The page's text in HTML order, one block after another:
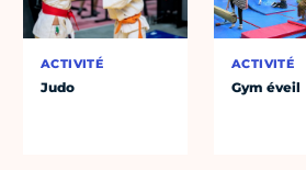
ACTIVITÉ
Judo
ACTIVITÉ
Gym éveil